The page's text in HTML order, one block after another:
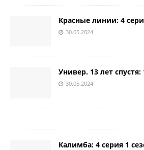
Красные линии: 4
30.05.2024
Универ. 13 лет спустя:
30.05.2024
Калимба: 4 серия 1